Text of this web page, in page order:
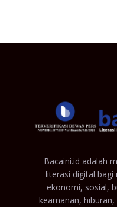
Bacaini.id adalah
literasi digital
ekonomi, sosial,
keamanan,